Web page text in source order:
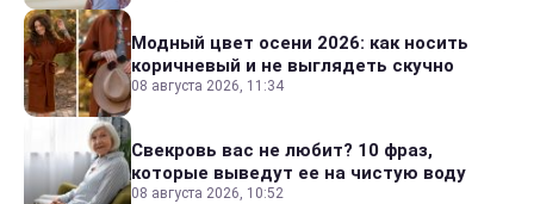
Модный цвет осени 2026: как носить
коричневый и не выглядеть скучно
08 августа 2026, 11:34
Свекровь вас не любит? 10 фраз,
которые выведут ее на чистую воду
08 августа 2026, 10:52